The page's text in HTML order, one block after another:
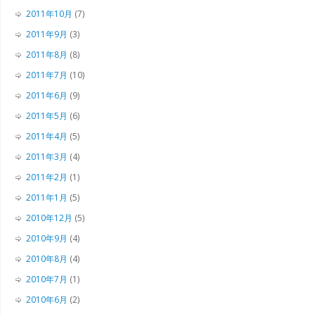
2011年10月 (7)
2011年9月 (3)
2011年8月 (8)
2011年7月 (10)
2011年6月 (9)
2011年5月 (6)
2011年4月 (5)
2011年3月 (4)
2011年2月 (1)
2011年1月 (5)
2010年12月 (5)
2010年9月 (4)
2010年8月 (4)
2010年7月 (1)
2010年6月 (2)